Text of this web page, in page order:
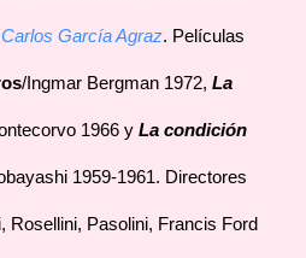
Carlos García Agraz. Películas
/Ingmar Bergman 1972, La
1966 y La condición
1959-1961. Directores
Rosellini, Pasolini, Francis Ford